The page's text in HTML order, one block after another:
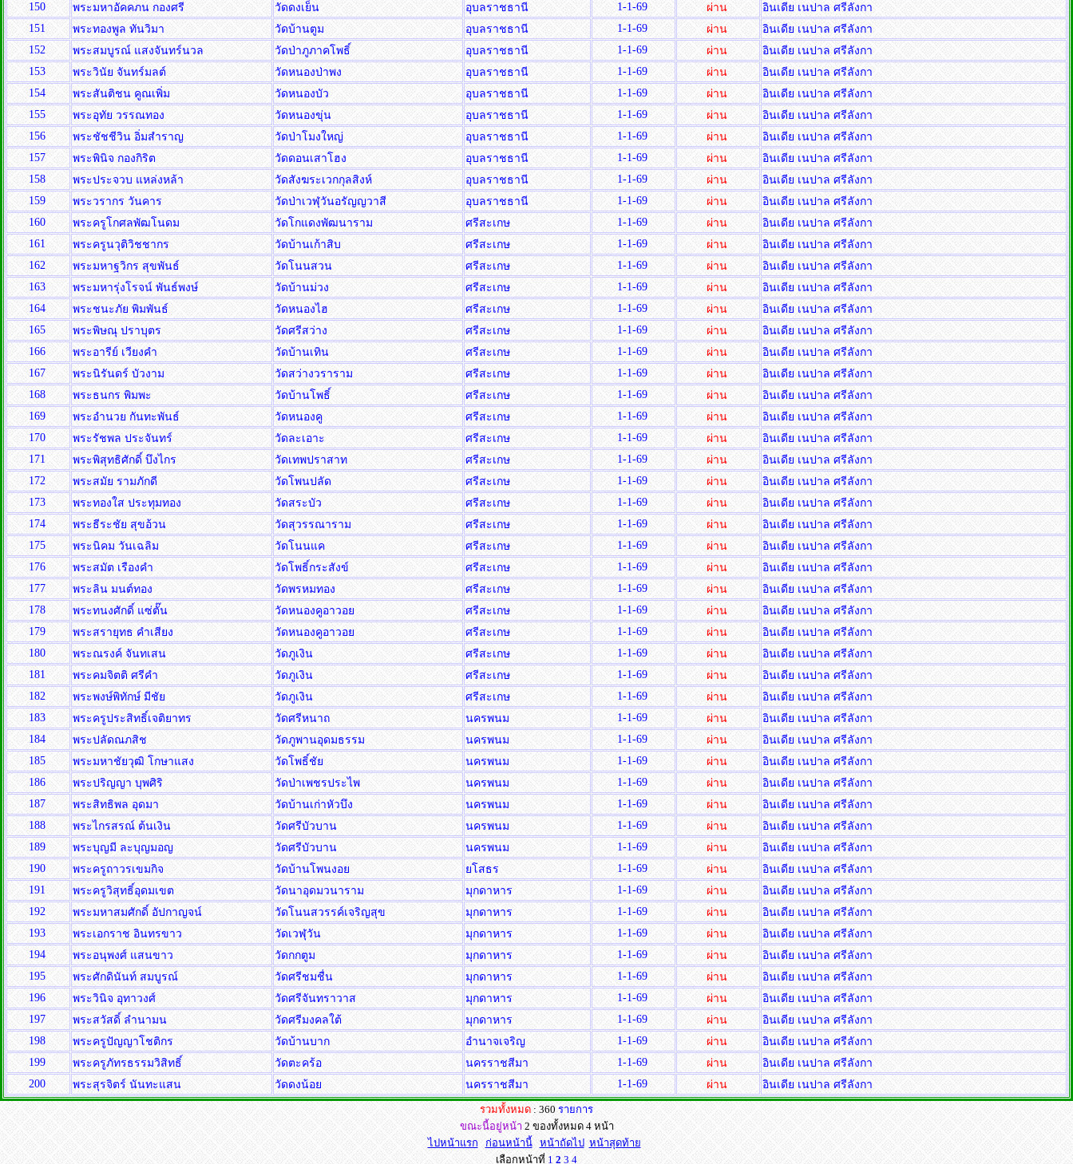
150
พระมหาอัคคภน กองศรี วัดดงเย็น อุบลราชธานี 1-1-69 ผ่าน
อินเดีย เนปาล ศรีลังกา
151
พระทองพูล ทันวิมา วัดบ้านตูม อุบลราชธานี 1-1-69 ผ่าน
อินเดีย เนปาล ศรีลังกา
152
พระสมบูรณ์ แสงจันทร์นวล วัดป่าภูภาคโพธิ์ อุบลราชธานี 1-1-69 ผ่าน
อินเดีย เนปาล ศรีลังกา
153
พระวินัย จันทร์มลต์ วัดหนองป่าพง อุบลราชธานี 1-1-69 ผ่าน
อินเดีย เนปาล ศรีลังกา
154
พระสันติชน คูณเพิ่ม วัดหนองบัว อุบลราชธานี 1-1-69 ผ่าน
อินเดีย เนปาล ศรีลังกา
155
พระอุทัย วรรณทอง วัดหนองขุ่น อุบลราชธานี 1-1-69 ผ่าน
อินเดีย เนปาล ศรีลังกา
156
พระชัชชีวิน อิ่มสำราญ วัดป่าโมงใหญ่ อุบลราชธานี 1-1-69 ผ่าน
อินเดีย เนปาล ศรีลังกา
157
พระพินิจ กองกิริต วัดดอนเสาโฮง อุบลราชธานี 1-1-69 ผ่าน
อินเดีย เนปาล ศรีลังกา
158
พระประจวบ แหล่งหล้า วัดสังฆระเวกกุลสิงห์ อุบลราชธานี 1-1-69 ผ่าน
อินเดีย เนปาล ศรีลังกา
159
พระวรากร วันคาร วัดป่าเวฬุวันอรัญญวาสี อุบลราชธานี 1-1-69 ผ่าน
อินเดีย เนปาล ศรีลังกา
160
พระครูโกศลพัฒโนดม วัดโกแดงพัฒนาราม ศรีสะเกษ 1-1-69 ผ่าน
อินเดีย เนปาล ศรีลังกา
161
พระครูนวุติวิชชากร วัดบ้านเก้าสิบ ศรีสะเกษ 1-1-69 ผ่าน
อินเดีย เนปาล ศรีลังกา
162
พระมหาฐวิกร สุขพันธ์ วัดโนนสวน ศรีสะเกษ 1-1-69 ผ่าน
อินเดีย เนปาล ศรีลังกา
163
พระมหารุ่งโรจน์ พันธ์พงษ์ วัดบ้านม่วง ศรีสะเกษ 1-1-69 ผ่าน
อินเดีย เนปาล ศรีลังกา
164
พระชนะภัย พิมพันธ์ วัดหนองไฮ ศรีสะเกษ 1-1-69 ผ่าน
อินเดีย เนปาล ศรีลังกา
165
พระพิษณุ ปราบุตร วัดศรีสว่าง ศรีสะเกษ 1-1-69 ผ่าน
อินเดีย เนปาล ศรีลังกา
166
พระอารีย์ เวียงคำ วัดบ้านเทิน ศรีสะเกษ 1-1-69 ผ่าน
อินเดีย เนปาล ศรีลังกา
167
พระนิรันดร์ บัวงาม วัดสว่างวราราม ศรีสะเกษ 1-1-69 ผ่าน
อินเดีย เนปาล ศรีลังกา
168
พระธนกร พิมพะ วัดบ้านโพธิ์ ศรีสะเกษ 1-1-69 ผ่าน
อินเดีย เนปาล ศรีลังกา
169
พระอำนวย กันทะพันธ์ วัดหนองคู ศรีสะเกษ 1-1-69 ผ่าน
อินเดีย เนปาล ศรีลังกา
170
พระรัชพล ประจันทร์ วัดละเอาะ ศรีสะเกษ 1-1-69 ผ่าน
อินเดีย เนปาล ศรีลังกา
171
พระพิสุทธิศักดิ์ บึงไกร วัดเทพปราสาท ศรีสะเกษ 1-1-69 ผ่าน
อินเดีย เนปาล ศรีลังกา
172
พระสมัย รามภักดี วัดโพนปลัด ศรีสะเกษ 1-1-69 ผ่าน
อินเดีย เนปาล ศรีลังกา
173
พระทองใส ประทุมทอง วัดสระบัว ศรีสะเกษ 1-1-69 ผ่าน
อินเดีย เนปาล ศรีลังกา
174
พระธีระชัย สุขอ้วน วัดสุวรรณาราม ศรีสะเกษ 1-1-69 ผ่าน
อินเดีย เนปาล ศรีลังกา
175
พระนิคม วันเฉลิม วัดโนนแค ศรีสะเกษ 1-1-69 ผ่าน
อินเดีย เนปาล ศรีลังกา
176
พระสมัต เรืองคำ วัดโพธิ์กระสังข์ ศรีสะเกษ 1-1-69 ผ่าน
อินเดีย เนปาล ศรีลังกา
177
พระลิน มนต์ทอง วัดพรหมทอง ศรีสะเกษ 1-1-69 ผ่าน
อินเดีย เนปาล ศรีลังกา
178
พระทนงศักดิ์ แซ่ตั๊น วัดหนองคูอาวอย ศรีสะเกษ 1-1-69 ผ่าน
อินเดีย เนปาล ศรีลังกา
179
พระสรายุทธ คำเสียง วัดหนองคูอาวอย ศรีสะเกษ 1-1-69 ผ่าน
อินเดีย เนปาล ศรีลังกา
180
พระณรงค์ จันทเสน วัดภูเงิน ศรีสะเกษ 1-1-69 ผ่าน
อินเดีย เนปาล ศรีลังกา
181
พระคมจิตติ ศรีคำ วัดภูเงิน ศรีสะเกษ 1-1-69 ผ่าน
อินเดีย เนปาล ศรีลังกา
182
พระพงษ์พิทักษ์ มีชัย วัดภูเงิน ศรีสะเกษ 1-1-69 ผ่าน
อินเดีย เนปาล ศรีลังกา
183
พระครูประสิทธิ์เจติยาทร วัดศรีหนาถ นครพนม 1-1-69 ผ่าน
อินเดีย เนปาล ศรีลังกา
184
พระปลัดณภสิช วัดภูพานอุดมธรรม นครพนม 1-1-69 ผ่าน
อินเดีย เนปาล ศรีลังกา
185
พระมหาชัยวุฒิ โกษาแสง วัดโพธิ์ชัย นครพนม 1-1-69 ผ่าน
อินเดีย เนปาล ศรีลังกา
186
พระปริญญา บุพศิริ วัดป่าเพชรประไพ นครพนม 1-1-69 ผ่าน
อินเดีย เนปาล ศรีลังกา
187
พระสิทธิพล อุดมา วัดบ้านเก่าหัวบึง นครพนม 1-1-69 ผ่าน
อินเดีย เนปาล ศรีลังกา
188
พระไกรสรณ์ ต้นเงิน วัดศรีบัวบาน นครพนม 1-1-69 ผ่าน
อินเดีย เนปาล ศรีลังกา
189
พระบุญมี ละบุญมอญ วัดศรีบัวบาน นครพนม 1-1-69 ผ่าน
อินเดีย เนปาล ศรีลังกา
190
พระครูถาวรเขมกิจ วัดบ้านโพนงอย ยโสธร 1-1-69 ผ่าน
อินเดีย เนปาล ศรีลังกา
191
พระครูวิสุทธิ์อุดมเขต วัดนาอุดมวนาราม มุกดาหาร 1-1-69 ผ่าน
อินเดีย เนปาล ศรีลังกา
192
พระมหาสมศักดิ์ อัปกาญจน์ วัดโนนสวรรค์เจริญสุข มุกดาหาร 1-1-69 ผ่าน
อินเดีย เนปาล ศรีลังกา
193
พระเอกราช อินทรขาว วัดเวฬุวัน มุกดาหาร 1-1-69 ผ่าน
อินเดีย เนปาล ศรีลังกา
194
พระอนุพงศ์ แสนขาว วัดกกตูม มุกดาหาร 1-1-69 ผ่าน
อินเดีย เนปาล ศรีลังกา
195
พระศักดินันท์ สมบูรณ์ วัดศรีชมชื่น มุกดาหาร 1-1-69 ผ่าน
อินเดีย เนปาล ศรีลังกา
196
พระวินิจ อุทาวงศ์ วัดศรีจันทราวาส มุกดาหาร 1-1-69 ผ่าน
อินเดีย เนปาล ศรีลังกา
197
พระสวัสดิ์ ลำนามน วัดศรีมงคลใต้ มุกดาหาร 1-1-69 ผ่าน
อินเดีย เนปาล ศรีลังกา
198
พระครูปัญญาโชติกร วัดบ้านบาก อำนาจเจริญ 1-1-69 ผ่าน
อินเดีย เนปาล ศรีลังกา
199
พระครูภัทรธรรมวิสิทธิ์ วัดตะคร้อ นครราชสีมา 1-1-69 ผ่าน
อินเดีย เนปาล ศรีลังกา
200
พระสุรจิตร์ นันทะแสน วัดดงน้อย นครราชสีมา 1-1-69 ผ่าน อินเดีย เนปาล ศรีลังกา
รวมทั้งหมด : 360 รายการ
ขณะนี้อยู่หน้า2 ของทั้งหมด 4 หน้า
ไปหน้าแรก
ก่อนหน้านี้ หน้าถัดไป หน้าสุดท้าย
เลือกหน้าที่ 12 3 4